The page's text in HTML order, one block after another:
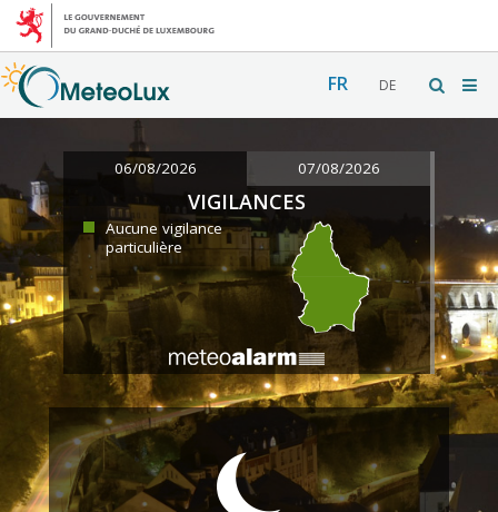
FR DE
06/08/2026 07/08/2026
VIGILANCES
Aucune vigilance
particulière